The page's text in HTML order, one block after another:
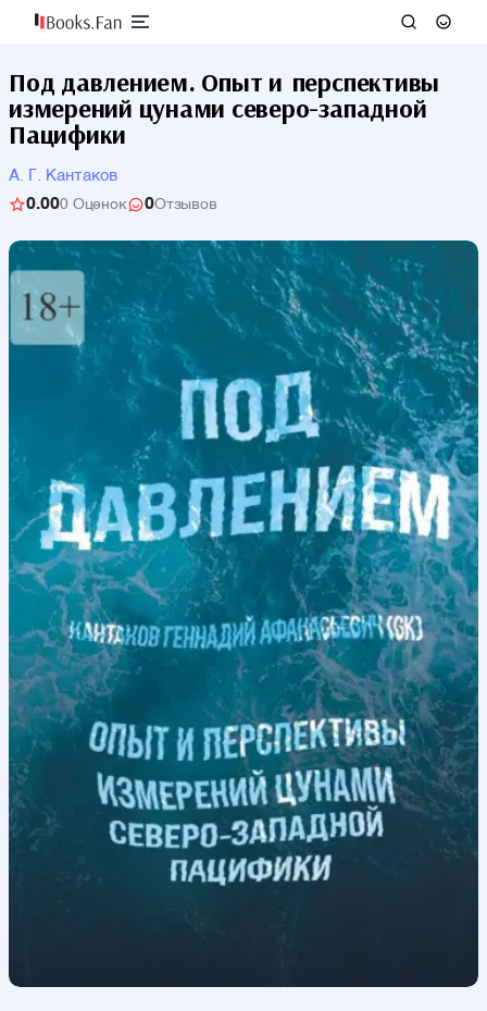
Под давлением. Опыт и перспективы
измерений цунами северо-западной
Пацифики
А. Г. Кантаков
0.000 Оценок 0Отзывов